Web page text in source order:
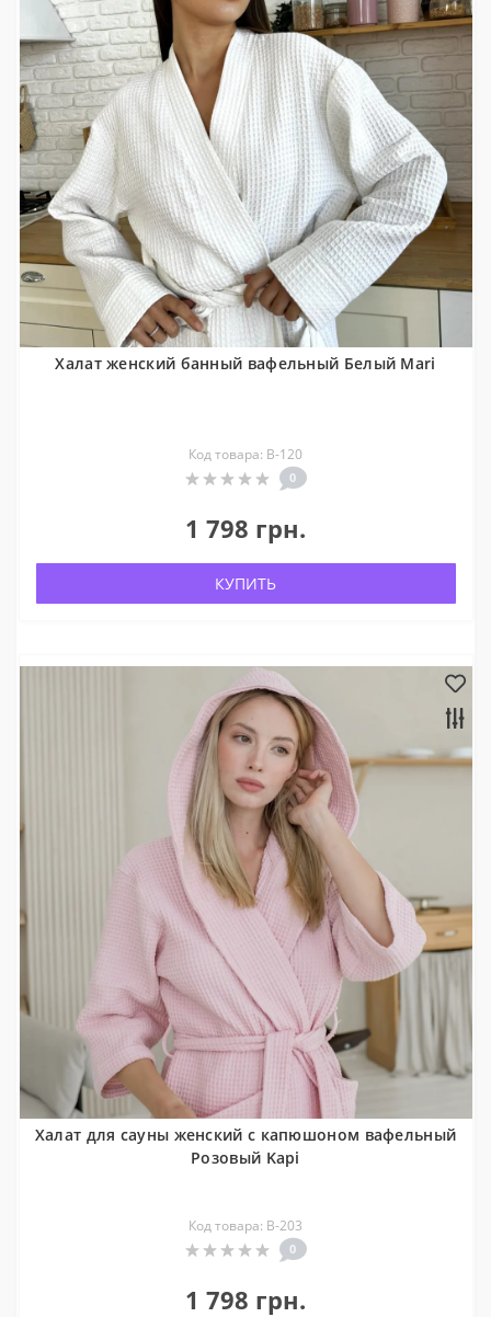
Халат женский банный вафельный Белый Mari
Код товара: В-120
0
1 798 грн.
КУПИТЬ
Халат для сауны женский с капюшоном вафельный
Розовый Kapi
Код товара: В-203
0
1 798 грн.